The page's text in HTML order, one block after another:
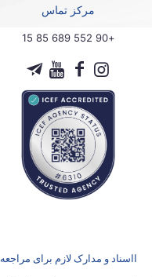
مرکز تماس
+90 552 689 85 15
ااسناد و مدارک لازم برای مراجعه